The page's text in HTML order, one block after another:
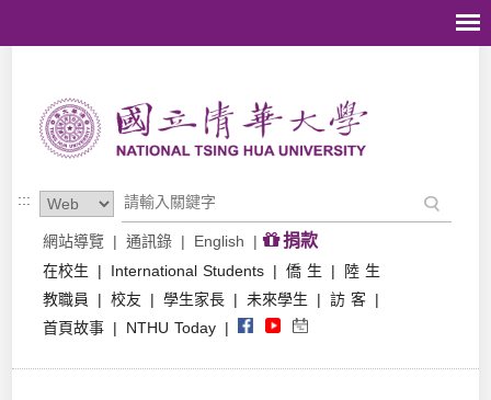
:::
網站導覽 | 通訊錄 | English | 捐款
在校生 | International Students | 僑 生 |
陸 生
教職員
| 校友 | 學生家長 | 未來學生 | 訪 客 |
首頁故事 | NTHU Today |